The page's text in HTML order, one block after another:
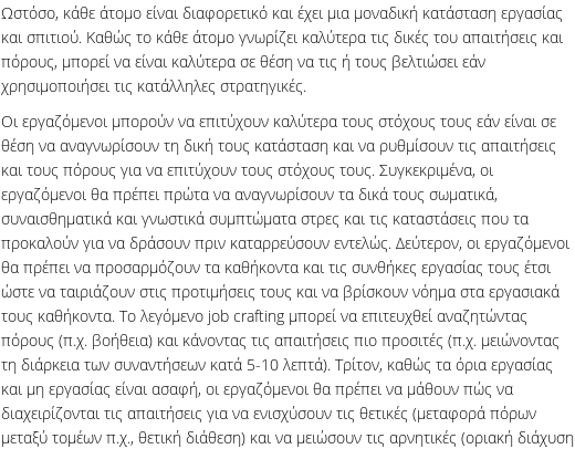
Ωστόσο, κάθε άτομο είναι διαφορετικό και έχει μια μοναδική κατάσταση εργασίας
και σπιτιού. Καθώς το κάθε άτομο γνωρίζει καλύτερα τις δικές του απαιτήσεις και
πόρους, μπορεί να είναι καλύτερα σε θέση να τις ή τους βελτιώσει εάν
χρησιμοποιήσει τις κατάλληλες στρατηγικές.
Οι εργαζόμενοι μπορούν να επιτύχουν καλύτερα τους στόχους τους εάν είναι σε
θέση να αναγνωρίσουν τη δική τους κατάσταση και να ρυθμίσουν τις απαιτήσεις
και τους πόρους για να επιτύχουν τους στόχους τους. Συγκεκριμένα, οι
εργαζόμενοι θα πρέπει πρώτα να αναγνωρίσουν τα δικά τους σωματικά,
συναισθηματικά και γνωστικά συμπτώματα στρες και τις καταστάσεις που τα
προκαλούν για να δράσουν πριν καταρρεύσουν εντελώς. Δεύτερον, οι εργαζόμενοι
θα πρέπει να προσαρμόζουν τα καθήκοντα και τις συνθήκες εργασίας τους έτσι
ώστε να ταιριάζουν στις προτιμήσεις τους και να βρίσκουν νόημα στα εργασιακά
τους καθήκοντα. Το λεγόμενο job crafting μπορεί να επιτευχθεί αναζητώντας
πόρους (π.χ. βοήθεια) και κάνοντας τις απαιτήσεις πιο προσιτές (π.χ. μειώνοντας
τη διάρκεια των συναντήσεων κατά 5-10 λεπτά). Τρίτον, καθώς τα όρια εργασίας
και μη εργασίας είναι ασαφή, οι εργαζόμενοι θα πρέπει να μάθουν πώς να
διαχειρίζονται τις απαιτήσεις για να ενισχύσουν τις θετικές (μεταφορά πόρων
μεταξύ τομέων π.χ., θετική διάθεση) και να μειώσουν τις αρνητικές (οριακή διάχυση